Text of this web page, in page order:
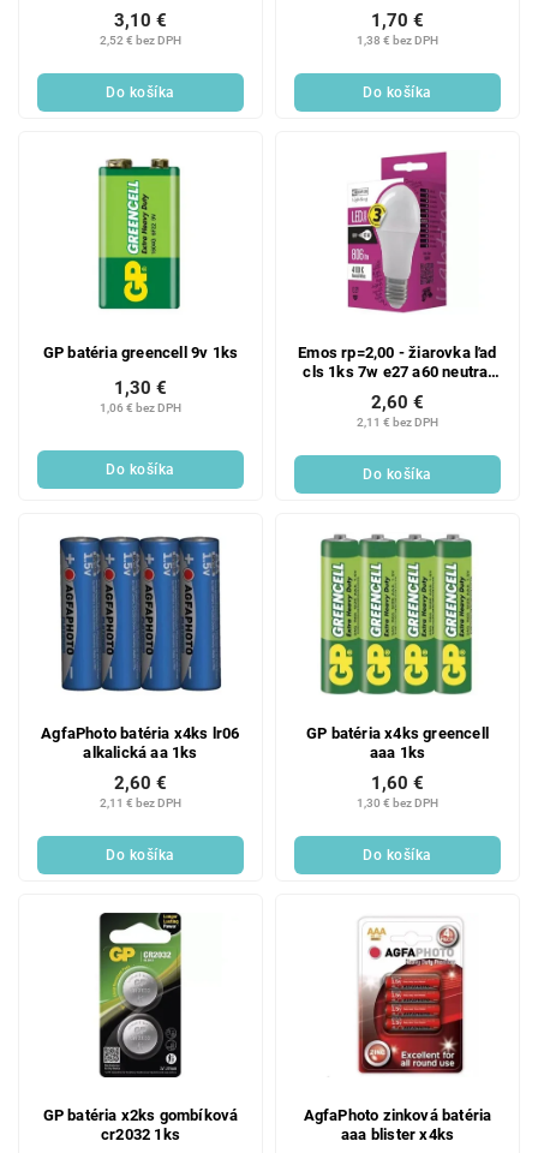
2,52 € bez DPH
3,10 €
Do košíka
1,38 € bez DPH
1,70 €
Do košíka
GP batéria greencell 9v 1ks
1,06 € bez DPH
1,30 €
Do košíka
Emos rp=2,00 - žiarovka ľad
cls 1ks 7w e27 a60 neutral
2,11 € bez DPH
2,60 €
Do košíka
AgfaPhoto batéria x4ks lr06
alkalická aa 1ks
2,11 € bez DPH
2,60 €
Do košíka
GP batéria x4ks greencell
aaa 1ks
1,30 € bez DPH
1,60 €
Do košíka
GP batéria x2ks gombíková
cr2032 1ks
AgfaPhoto zinková batéria
aaa blister x4ks